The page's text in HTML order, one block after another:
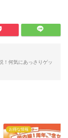
！何気にあっさりゲッ
お得な情報